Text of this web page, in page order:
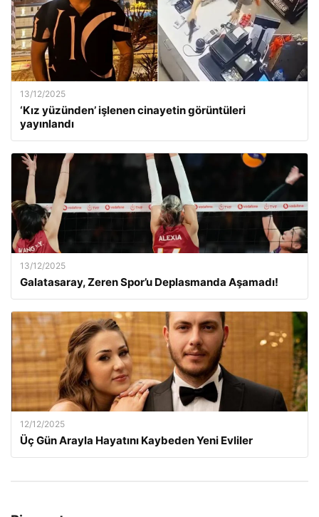
13/12/2025
‘Kız yüzünden’ işlenen cinayetin görüntüleri
yayınlandı
13/12/2025
Galatasaray, Zeren Spor’u Deplasmanda Aşamadı!
12/12/2025
Üç Gün Arayla Hayatını Kaybeden Yeni Evliler